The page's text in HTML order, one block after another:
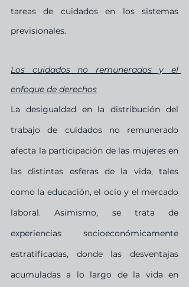
tareas de cuidados en los sistemas
previsionales.
Los cuidados no remunerados y el
enfoque de derechos
La desigualdad en la distribución del
trabajo de cuidados no remunerado
afecta la participación de las mujeres en
las distintas esferas de la vida, tales
como la educación, el ocio y el mercado
laboral. Asimismo, se trata de
experiencias socioeconómicamente
estratificadas, donde las desventajas
acumuladas a lo largo de la vida en